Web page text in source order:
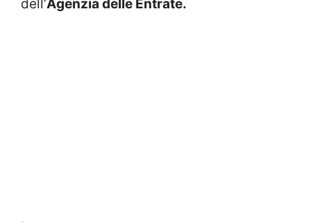
dell’Agenzia delle Entrate.